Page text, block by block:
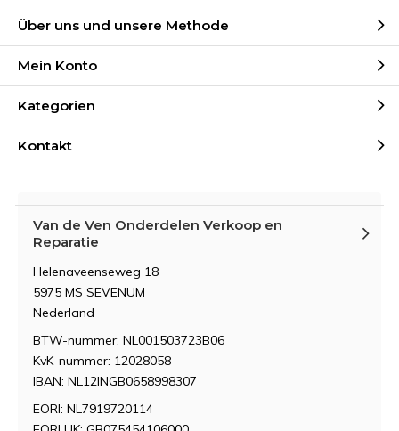
Über uns und unsere Methode
Mein Konto
Kategorien
Kontakt
Van de Ven Onderdelen Verkoop en
Reparatie
Helenaveenseweg 18
5975 MS SEVENUM
Nederland
BTW-nummer: NL001503723B06
KvK-nummer: 12028058
IBAN: NL12INGB0658998307
EORI: NL7919720114